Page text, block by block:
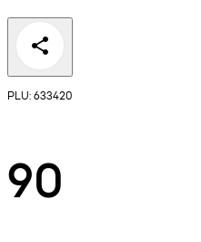
PLU: 633420
90